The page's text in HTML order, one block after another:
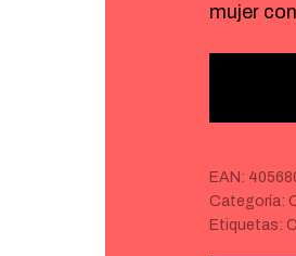
mujer
EAN:
Categoría:
Etiquetas: